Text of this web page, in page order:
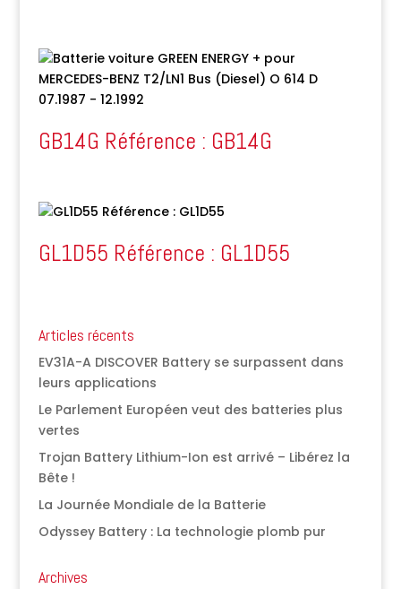
GB14G Référence : GB14G
GL1D55 Référence : GL1D55
Articles récents
EV31A-A DISCOVER Battery se surpassent dans
leurs applications
Le Parlement Européen veut des batteries plus
vertes
Trojan Battery Lithium-Ion est arrivé – Libérez la
Bête !
La Journée Mondiale de la Batterie
Odyssey Battery : La technologie plomb pur
Archives